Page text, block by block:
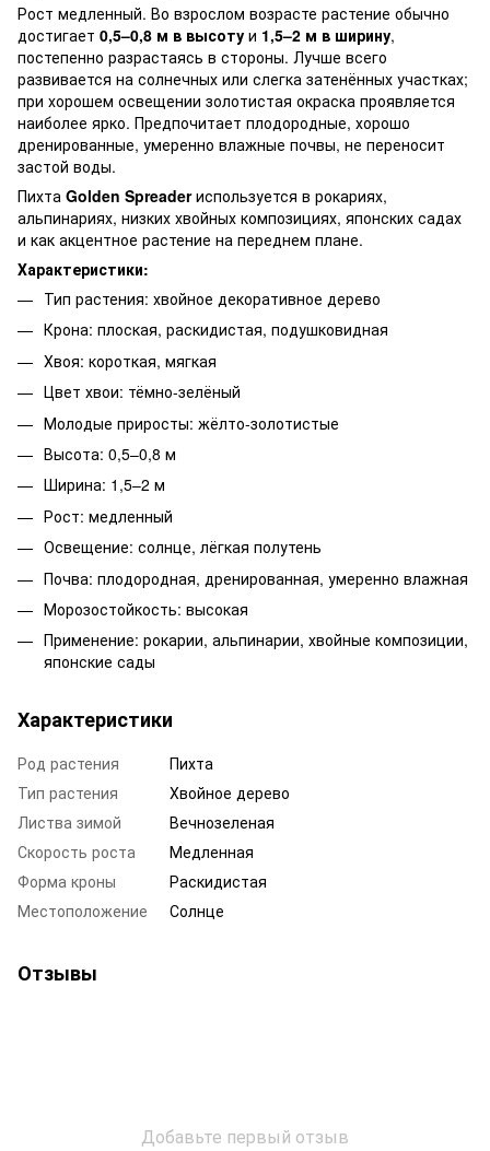
Рост медленный. Во взрослом возрасте растение обычно
достигает 0,5–0,8 м в высоту и 1,5–2 м в ширину,
постепенно разрастаясь в стороны. Лучше всего
развивается на солнечных или слегка затенённых участках;
при хорошем освещении золотистая окраска проявляется
наиболее ярко. Предпочитает плодородные, хорошо
дренированные, умеренно влажные почвы, не переносит
застой воды.
Пихта Golden Spreaderиспользуется в рокариях,
альпинариях, низких хвойных композициях, японских садах
и как акцентное растение на переднем плане.
Характеристики:
Тип растения: хвойное декоративное дерево
Крона: плоская, раскидистая, подушковидная
Хвоя: короткая, мягкая
Цвет хвои: тёмно-зелёный
Молодые приросты: жёлто-золотистые
Высота: 0,5–0,8 м
Ширина: 1,5–2 м
Рост: медленный
Освещение: солнце, лёгкая полутень
Почва: плодородная, дренированная, умеренно влажная
Морозостойкость: высокая
Применение: рокарии, альпинарии, хвойные композиции,
японские сады
Характеристики
Род растения
Пихта
Тип растения
Хвойное дерево
Листва зимой
Вечнозеленая
Скорость роста
Медленная
Форма кроны
Раскидистая
Местоположение
Солнце
Отзывы
Добавьте первый отзыв